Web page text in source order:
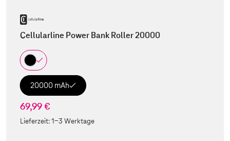
Cellularline Power Bank Roller 20000
20000 mAh
69,99 €
Lieferzeit:1-3 Werktage